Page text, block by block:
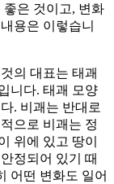
은 것이고, 변화
용은 이렇습니
의 대표는 태괘
니다. 태괘 모양
. 비괘는 반대로
으로 비괘는 정
위에 있고 땅이
정되어 있기 때
어떤 변화도 일어